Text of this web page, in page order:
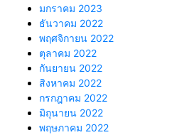
มกราคม 2023
ธันวาคม 2022
พฤศจิกายน 2022
ตุลาคม 2022
กันยายน 2022
สิงหาคม 2022
กรกฎาคม 2022
มิถุนายน 2022
พฤษภาคม 2022